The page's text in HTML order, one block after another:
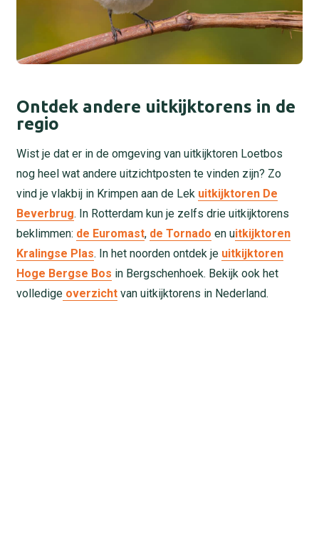
Ontdek andere uitkijktorens in de
regio
Wist je dat er in de omgeving van uitkijktoren Loetbos
nog heel wat andere uitzichtposten te vinden zijn? Zo
vind je vlakbij in Krimpen aan de Lek uitkijktoren De
Beverbrug. In Rotterdam kun je zelfs drie uitkijktorens
beklimmen: de Euromast, de Tornado en uitkijktoren
Kralingse Plas. In het noorden ontdek je uitkijktoren
Hoge Bergse Bos in Bergschenhoek. Bekijk ook het
volledige overzicht van uitkijktorens in Nederland.